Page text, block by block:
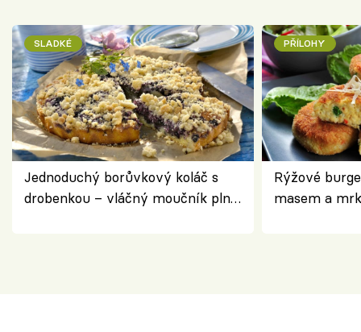
SLADKÉ
Jednoduchý borůvkový koláč s
drobenkou – vláčný moučník plný
PŘÍLOHY
Rýžové
masem a